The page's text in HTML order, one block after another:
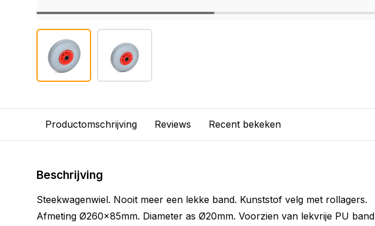
Productomschrijving Reviews Recent bekeken
Beschrijving
Steekwagenwiel. Nooit meer een lekke band. Kunststof velg met rollagers.
Afmeting Ø260x85mm. Diameter as Ø20mm. Voorzien van lekvrije PU band